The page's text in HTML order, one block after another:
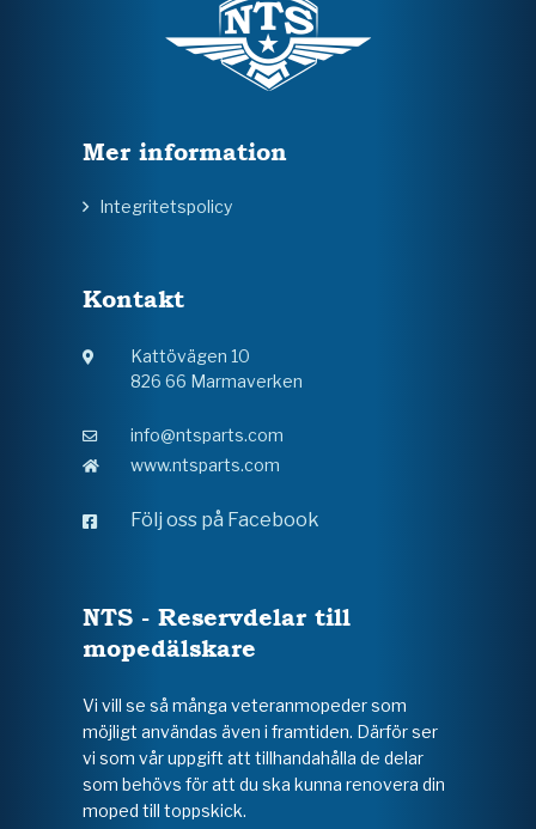
Mer information
Integritetspolicy
Kontakt
Kattövägen 10
826 66 Marmaverken
info@ntsparts.com
www.ntsparts.com
Följ oss på Facebook
NTS - Reservdelar till
mopedälskare
Vi vill se så många veteranmopeder som
möjligt användas även i framtiden. Därför ser
vi som vår uppgift att tillhandahålla de delar
som behövs för att du ska kunna renovera din
moped till toppskick.